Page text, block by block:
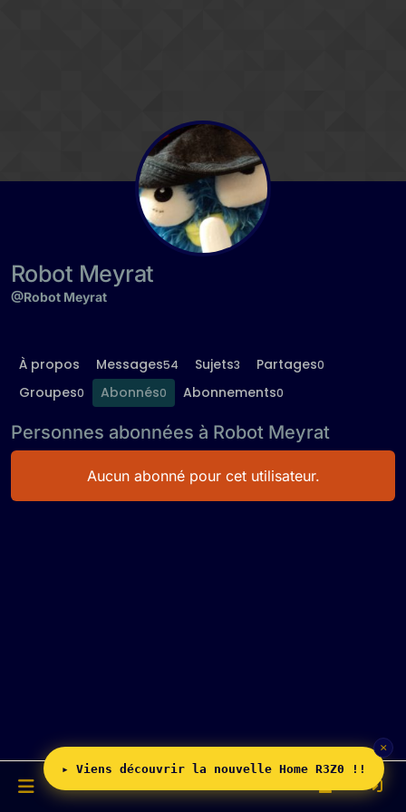
Robot Meyrat
@Robot Meyrat
×
▸ Viens découvrir la nouvelle Home R3Z0 !!
À propos Messages54 Sujets3 Partages0
Groupes0 Abonnés0 Abonnements0
Personnes abonnées à Robot Meyrat
Aucun abonné pour cet utilisateur.